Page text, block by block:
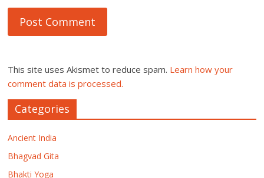
This site uses Akismet to reduce spam. Learn how your
comment data is processed.
Categories
Ancient India
Bhagvad Gita
Bhakti Yoga